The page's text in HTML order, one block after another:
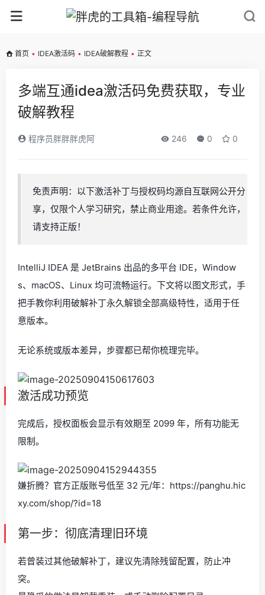
首页 • IDEA激活码 • IDEA破解教程 • 正文
多端互通idea激活码免费获取，专业
破解教程
程序员胖胖胖虎阿 246 0 0
免责声明：以下激活补丁与授权码均源自互联网公开分
享，仅限个人学习研究，禁止商业用途。若条件允许，
请支持正版！
IntelliJ IDEA 是 JetBrains 出品的多平台 IDE，Window
s、macOS、Linux 均可流畅运行。下文将以图文形式，手
把手教你利用破解补丁永久解锁全部高级特性，适用于任
意版本。
无论系统或版本差异，步骤都已帮你梳理完毕。
激活成功预览
完成后，授权面板会显示有效期至 2099 年，所有功能无
限制。
嫌折腾？官方正版账号低至 32 元/年：https://panghu.hic
xy.com/shop/?id=18
第一步：彻底清理旧环境
若曾装过其他破解补丁，建议先清除残留配置，防止冲
突。